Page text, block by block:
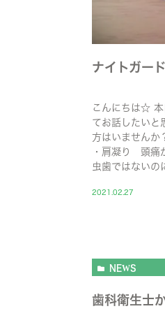
ナイトガード
こんにちは☆ 本
てお話したいと
方はいませんか
・肩凝り 頭痛
虫歯ではないの
2021.02.27
NEWS
歯科衛生士